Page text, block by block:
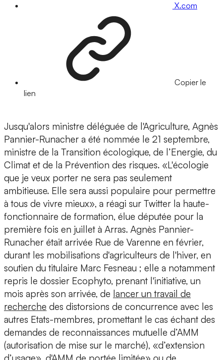
X.com
Copier le
lien
Jusqu'alors ministre déléguée de l'Agriculture, Agnès
Pannier-Runacher a été nommée le 21 septembre,
ministre de la Transition écologique, de l’Energie, du
Climat et de la Prévention des risques. «L'écologie
que je veux porter ne sera pas seulement
ambitieuse. Elle sera aussi populaire pour permettre
à tous de vivre mieux», a réagi sur Twitter la haute-
fonctionnaire de formation, élue députée pour la
première fois en juillet à Arras. Agnès Pannier-
Runacher était arrivée Rue de Varenne en février,
durant les mobilisations d'agriculteurs de l'hiver, en
soutien du titulaire Marc Fesneau ; elle a notamment
repris le dossier Ecophyto, prenant l'initiative, un
mois après son arrivée, de lancer un travail de
recherche des distorsions de concurrence avec les
autres Etats-membres, promettant le cas échant des
demandes de reconnaissances mutuelle d’AMM
(autorisation de mise sur le marché), «d’extension